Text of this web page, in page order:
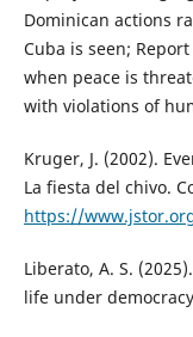
Dominican actions
Cuba is seen;
when peace is
with violations of
Kruger, J. (2002).
La fiesta del chivo.
https://
Liberato, A. S.
life under